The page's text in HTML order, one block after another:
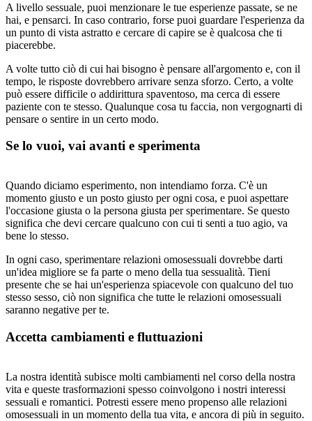
A livello sessuale, puoi menzionare le tue esperienze passate, se ne
hai, e pensarci. In caso contrario, forse puoi guardare l'esperienza da
un punto di vista astratto e cercare di capire se è qualcosa che ti
piacerebbe.
A volte tutto ciò di cui hai bisogno è pensare all'argomento e, con il
tempo, le risposte dovrebbero arrivare senza sforzo. Certo, a volte
può essere difficile o addirittura spaventoso, ma cerca di essere
paziente con te stesso. Qualunque cosa tu faccia, non vergognarti di
pensare o sentire in un certo modo.
Se lo vuoi, vai avanti e sperimenta
Quando diciamo esperimento, non intendiamo forza. C'è un
momento giusto e un posto giusto per ogni cosa, e puoi aspettare
l'occasione giusta o la persona giusta per sperimentare. Se questo
significa che devi cercare qualcuno con cui ti senti a tuo agio, va
bene lo stesso.
In ogni caso, sperimentare relazioni omosessuali dovrebbe darti
un'idea migliore se fa parte o meno della tua sessualità. Tieni
presente che se hai un'esperienza spiacevole con qualcuno del tuo
stesso sesso, ciò non significa che tutte le relazioni omosessuali
saranno negative per te.
Accetta cambiamenti e fluttuazioni
La nostra identità subisce molti cambiamenti nel corso della nostra
vita e queste trasformazioni spesso coinvolgono i nostri interessi
sessuali e romantici. Potresti essere meno propenso alle relazioni
omosessuali in un momento della tua vita, e ancora di più in seguito.